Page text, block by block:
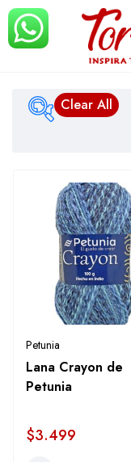
$179
Filtrar
Clear All
Petunia
Lana Crayon de
Petunia
$3.499